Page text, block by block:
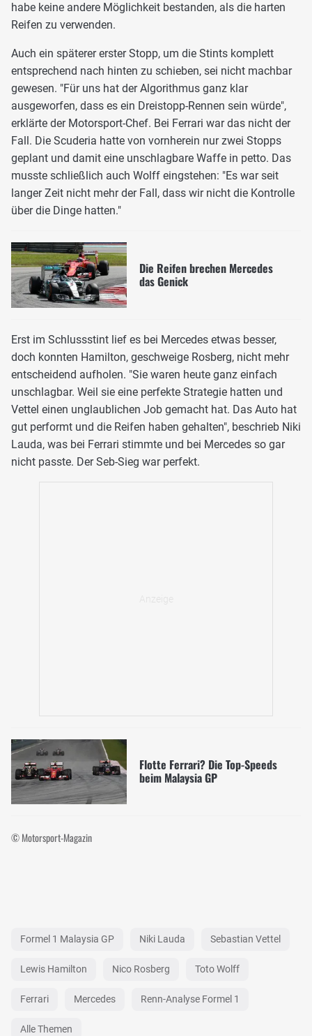
habe keine andere Möglichkeit bestanden, als die harten
Reifen zu verwenden.
Auch ein späterer erster Stopp, um die Stints komplett
entsprechend nach hinten zu schieben, sei nicht machbar
gewesen. "Für uns hat der Algorithmus ganz klar
ausgeworfen, dass es ein Dreistopp-Rennen sein würde",
erklärte der Motorsport-Chef. Bei Ferrari war das nicht der
Fall. Die Scuderia hatte von vornherein nur zwei Stopps
geplant und damit eine unschlagbare Waffe in petto. Das
musste schließlich auch Wolff eingstehen: "Es war seit
langer Zeit nicht mehr der Fall, dass wir nicht die Kontrolle
über die Dinge hatten."
Die Reifen brechen Mercedes
das Genick
Erst im Schlussstint lief es bei Mercedes etwas besser,
doch konnten Hamilton, geschweige Rosberg, nicht mehr
entscheidend aufholen. "Sie waren heute ganz einfach
unschlagbar. Weil sie eine perfekte Strategie hatten und
Vettel einen unglaublichen Job gemacht hat. Das Auto hat
gut performt und die Reifen haben gehalten", beschrieb Niki
Lauda, was bei Ferrari stimmte und bei Mercedes so gar
nicht passte. Der Seb-Sieg war perfekt.
Flotte Ferrari? Die Top-Speeds
beim Malaysia GP
© Motorsport-Magazin
Formel 1 Malaysia GP Niki Lauda Sebastian Vettel
Lewis Hamilton Nico Rosberg Toto Wolff
Ferrari Mercedes Renn-Analyse Formel 1
Alle Themen